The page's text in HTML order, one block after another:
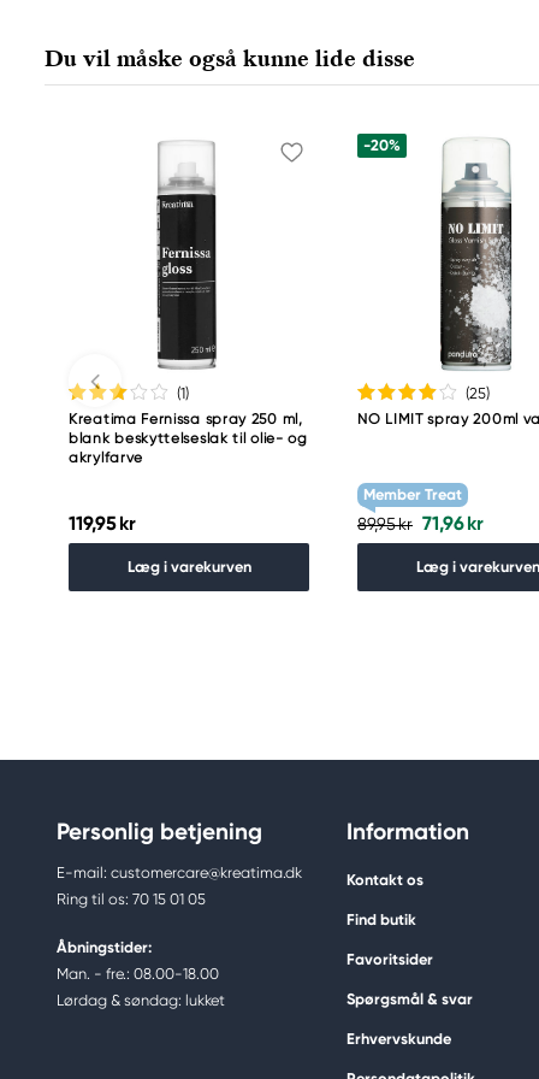
Beskyttes mod sollys. Må ikke
udsættes for en temperatur, som
Ansvarlig EU
COLART NORTHERN EUROPE GMBH
Östra Långgatan 87
619 30 Trosa, Sweden
info@colart.se
+46 (0)8 709 34 20
Du vil måske også kunne lide disse
(1)
Kreatima Fernissa spray 250 ml,
blank beskyttelseslak til olie- og
akrylfarve
119,95 kr
Læg i varekurven
-20%
(25)
NO LIMIT spray 200ml
Member Treat
89,95 kr 71,96 kr
Læg i varekurven
Personlig betjening
E-mail: customercare@kreatima.dk
Ring til os: 70 15 01 05
Åbningstider:
Man. - fre.: 08.00-18.00
Lørdag & søndag: lukket
Information
Kontakt os
Find butik
Favoritsider
Spørgsmål & svar
Erhvervskunde